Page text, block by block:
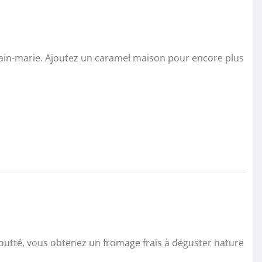
marie. Ajoutez un caramel maison pour encore plus
vous obtenez un fromage frais à déguster nature